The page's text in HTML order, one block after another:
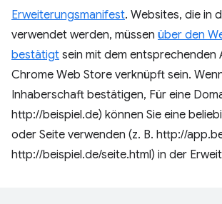
Erweiterungsmanifest. Websites, die in
verwendet werden, müssen über den
bestätigt sein mit dem entsprechenden
Chrome Web Store verknüpft sein.
Inhaberschaft bestätigen, Für eine
http://beispiel.de) können Sie eine
oder Seite verwenden (z. B. http://
http://beispiel.de/seite.html) in der